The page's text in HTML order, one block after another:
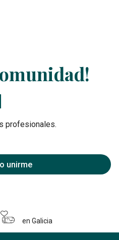
profesionales.
unirme
en Galicia